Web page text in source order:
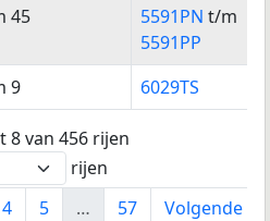
45 5591PN t/m
5591PP
9 6029TS
8 van 456 rijen
rijen
4 5 … 57 Volgende